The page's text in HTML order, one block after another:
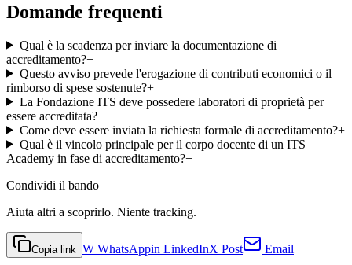
Domande frequenti
Qual è la scadenza per inviare la documentazione di
accreditamento?+
Questo avviso prevede l'erogazione di contributi economici o il
rimborso di spese sostenute?+
La Fondazione ITS deve possedere laboratori di proprietà per
essere accreditata?+
Come deve essere inviata la richiesta formale di accreditamento?+
Qual è il vincolo principale per il corpo docente di un ITS
Academy in fase di accreditamento?+
Condividi il bando
Aiuta altri a scoprirlo. Niente tracking.
Copia link W WhatsAppin LinkedInX Post Email